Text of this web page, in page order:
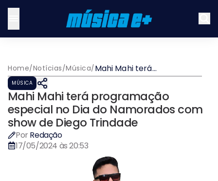
Home/Notícias/Música/Mahi Mahi terá
programação especial no
show de Diego Trindade
MÚSICA
Mahi Mahi terá programação
especial no Dia do Namorados com
show de Diego Trindade
Por Redação
17/05/2024 às 20:53